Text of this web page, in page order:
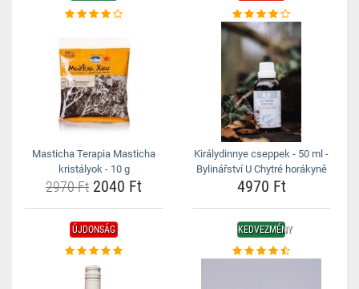
Masticha Terapia Masticha
kristályok - 10 g
2970 Ft 2040 Ft
Királydinnye cseppek - 50 ml -
Bylinářství U Chytré horákyně
4970 Ft
ÚJDONSÁG KEDVEZMÉNY